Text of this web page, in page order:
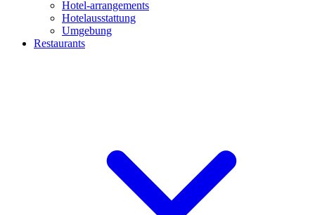
Hotel-arrangements
Hotelausstattung
Umgebung
Restaurants